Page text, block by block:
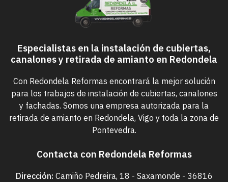
Especialistas en la instalación de cubiertas,
canalones y retirada de amianto en Redondela
Con Redondela Reformas encontrará la mejor solución
para los trabajos de instalación de cubiertas, canalones
y fachadas. Somos una empresa autorizada para la
retirada de amianto en Redondela, Vigo y toda la zona de
Pontevedra.
Contacta con Redondela Reformas
Dirección: Camiño Pedreira, 18 - Saxamonde - 36816